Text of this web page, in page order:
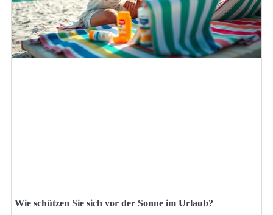
Wie schützen Sie sich vor der Sonne im Urlaub?